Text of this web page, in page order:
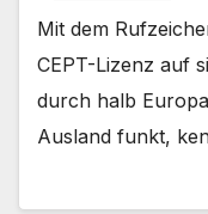
Mit dem
CEPT-Lizenz auf
durch halb
Ausland funkt,